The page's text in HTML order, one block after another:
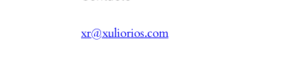
xr@xuliorios.com